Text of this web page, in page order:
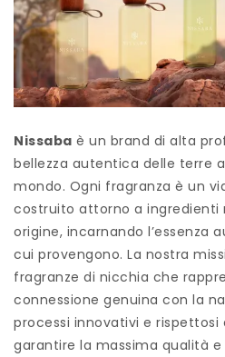
Nissaba è un brand di alta
bellezza autentica delle terre
mondo. Ogni fragranza è un
costruito attorno a ingredienti
origine, incarnando l’essenza
cui provengono. La nostra
fragranze di nicchia che
connessione genuina con la
processi innovativi e rispettosi
garantire la massima qualità e